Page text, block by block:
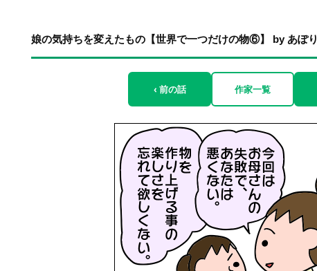
娘の気持ちを変えたもの【世界で一つだけの物⑥】 by あぽり
‹ 前の話 作家一覧